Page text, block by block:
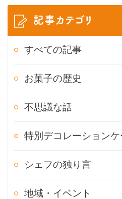
記事カテゴリ
すべての記事
お菓子の歴史
不思議な話
特別デコレーションケ
シェフの独り言
地域・イベント